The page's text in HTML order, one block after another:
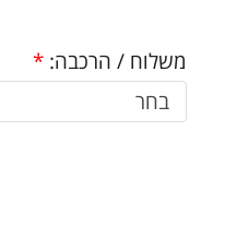
משלוח / הרכבה: *
בחר